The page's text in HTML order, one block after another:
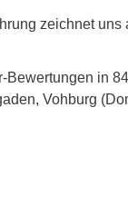
zeichnet uns